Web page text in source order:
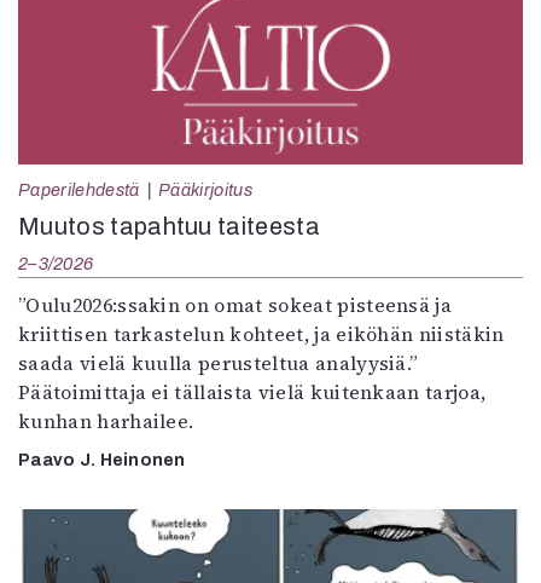
Paperilehdestä Pääkirjoitus
Muutos tapahtuu taiteesta
2–3/2026
”Oulu2026:ssakin on omat sokeat pisteensä ja
kriittisen tarkastelun kohteet, ja eiköhän niistäkin
saada vielä kuulla perusteltua analyysiä.”
Päätoimittaja ei tällaista vielä kuitenkaan tarjoa,
kunhan harhailee.
Paavo J. Heinonen